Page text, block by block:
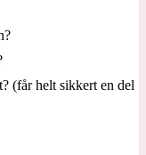
(får helt sikkert en del